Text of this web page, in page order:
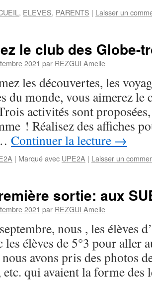
, ELEVES, PARENTS | Laisser un
le club des Globe-
2021 par REZGUI Amelie
les découvertes, les
du monde, vous aimerez le
activités sont
! Réalisez des affiches
Continuer la lecture →
| Marqué avec UPE2A | Laisser un
sortie: aux
2021 par REZGUI Amelie
nous , les élèves
les élèves de 5°3 pour aller
avons pris des photos
etc. qui avaient la forme